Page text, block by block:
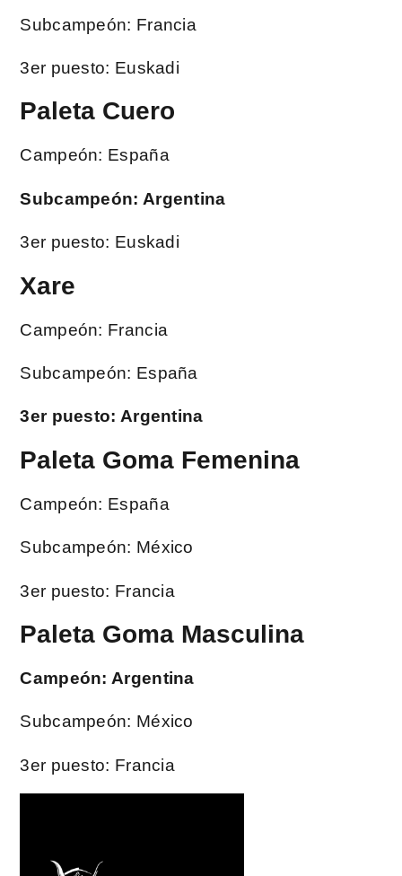
Subcampeón: Francia
3er puesto: Euskadi
Paleta Cuero
Campeón: España
Subcampeón: Argentina
3er puesto: Euskadi
Xare
Campeón: Francia
Subcampeón: España
3er puesto: Argentina
Paleta Goma Femenina
Campeón: España
Subcampeón: México
3er puesto: Francia
Paleta Goma Masculina
Campeón: Argentina
Subcampeón: México
3er puesto: Francia